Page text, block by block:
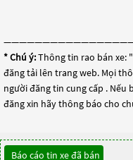
* Chú ý:Thông tin rao bán xe: "
đăng tải lên trang web. Mọi
người đăng tin cung cấp . Nếu
đăng xin hãy thông báo cho
Báo cáo tin xe đã bán